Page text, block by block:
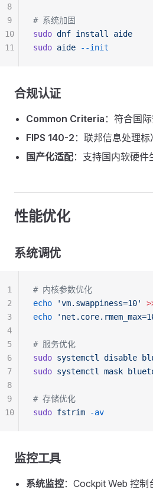
# 系统加固
sudo dnf install
aide
sudo aide --init
8
9
10
11
合规认证
Common Criteria ：符合国
FIPS 140-2 ：联邦信息处理标
国产化适配：支持国内软硬件
性能优化
系统调优
# 内核参数优化
echo 'vm.swappiness=10'
echo
# 服务优化
sudo systemctl disable
sudo systemctl mask
# 存储优化
sudo fstrim -av
1
2
3
4
5
6
7
8
9
10
监控工具
系统监控：Cockpit Web 控制